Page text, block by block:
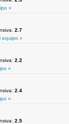
»
2.7
equipo »
2.2
»
2.4
»
2.5